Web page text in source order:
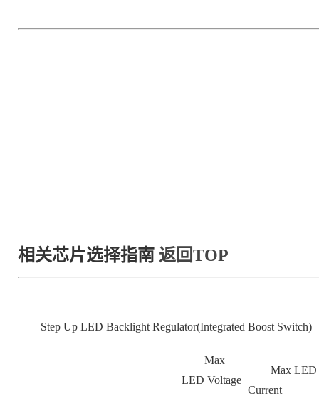
相关芯片选择指南 返回TOP
Step Up LED Backlight Regulator(Integrated Boost Switch)
Max
LED Voltage
Max LED
Current